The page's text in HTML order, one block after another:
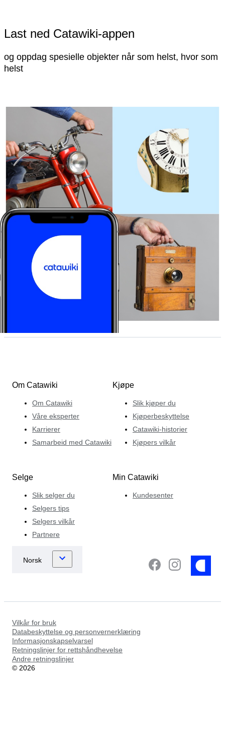
Last ned Catawiki-appen
og oppdag spesielle objekter når som helst, hvor som
helst
Om Catawiki
Om Catawiki
Våre eksperter
Karrierer
Samarbeid med Catawiki
Kjøpe
Slik kjøper du
Kjøperbeskyttelse
Catawiki-historier
Kjøpers vilkår
Selge
Slik selger du
Selgers tips
Selgers vilkår
Partnere
Min Catawiki
Kundesenter
Vilkår for bruk
Databeskyttelse og personvernerklæring
Informasjonskapselvarsel
Retningslinjer for rettshåndhevelse
Andre retningslinjer
© 2026